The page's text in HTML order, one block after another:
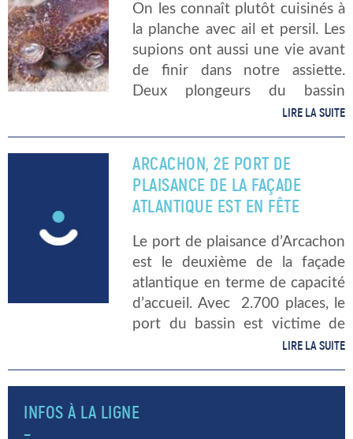
On les connaît plutôt cuisinés à
la planche avec ail et persil. Les
supions ont aussi une vie avant
de finir dans notre assiette.
Deux plongeurs du bassin
d’Arcachon ont filmé les ébats
LIRE LA SUITE
ARCACHON, 2E PORT DE
PLAISANCE DE LA FAÇADE
ATLANTIQUE EST EN FÊTE
Le port de plaisance d’Arcachon
est le deuxième de la façade
atlantique en terme de capacité
d’accueil. Avec 2.700 places, le
port du bassin est victime de
son succès, il faut attendre
y […]
LIRE LA SUITE
INFOS À LA LIGNE